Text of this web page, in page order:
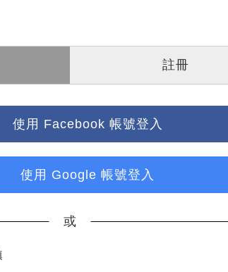
註冊
使用 Facebook 帳號登入
使用 Google 帳號登入
或